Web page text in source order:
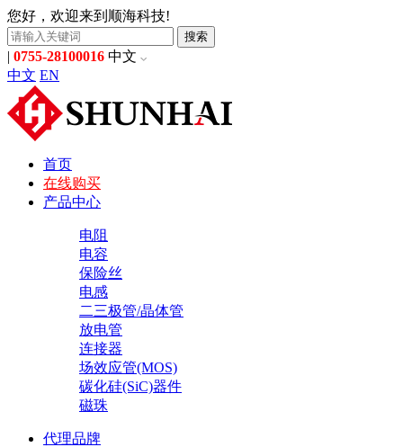
您好，欢迎来到顺海科技!
搜索
| 0755-28100016 中文
中文 EN
首页
在线购买
产品中心
电阻
电容
保险丝
电感
二三极管/晶体管
放电管
连接器
场效应管(MOS)
碳化硅(SiC)器件
磁珠
代理品牌